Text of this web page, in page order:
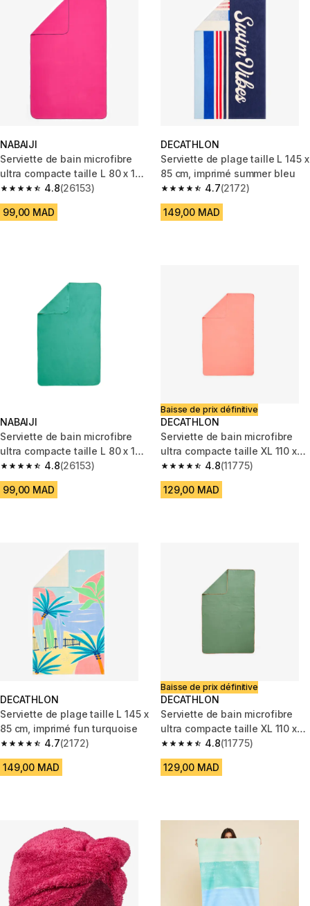
NABAIJI
Serviette de bain microfibre
ultra compacte taille L 80 x 130
cm, rose 4.8
4.8 out of 5 stars from 26153 reviews
(26153)
99,00 MAD
DECATHLON
Serviette de plage taille L 145 x
85 cm, imprimé summer bleu
4.7
4.7 out of 5 stars from 2172
(2172)
149,00 MAD
NABAIJI
Serviette de bain microfibre
ultra compacte taille L 80 x 130
cm, vert
4.8
4.8 out of 5 stars from 26153 reviews
(26153)
99,00 MAD
Baisse de prix définitive
DECATHLON
Serviette de bain microfibre
ultra compacte taille XL 110 x
175 cm, corail
4.8
4.8 out of 5 stars from 11775
(11775)
129,00 MAD
DECATHLON
Serviette de plage taille L 145 x
85 cm, imprimé fun turquoise
4.7
4.7 out of 5 stars from 2172 reviews
(2172)
149,00 MAD
Baisse de prix définitive
DECATHLON
Serviette de bain microfibre
ultra compacte taille XL 110 x
175 cm, kaki
4.8
4.8 out of 5 stars from 11775
(11775)
129,00 MAD